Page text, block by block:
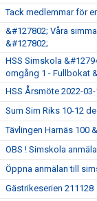
Tack medlemmar för
&#127802; Våra
&#127802;
HSS Simskola
omgång 1 - Fullbokat
HSS Årsmöte 2022-
Sum Sim Riks 10-12
Tävlingen Harnäs 100
OBS ! Simskola
Öppna anmälan till
Gästrikeserien 211128